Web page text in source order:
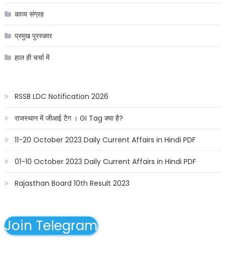
काव्य संग्रह
प्रमुख पुरस्कार
हाल ही चर्चा में
RSSB LDC Notification 2026
राजस्थान में जीआई टैग । GI Tag क्या है?
11-20 October 2023 Daily Current Affairs in Hindi PDF
01-10 October 2023 Daily Current Affairs in Hindi PDF
Rajasthan Board 10th Result 2023
Join Telegram